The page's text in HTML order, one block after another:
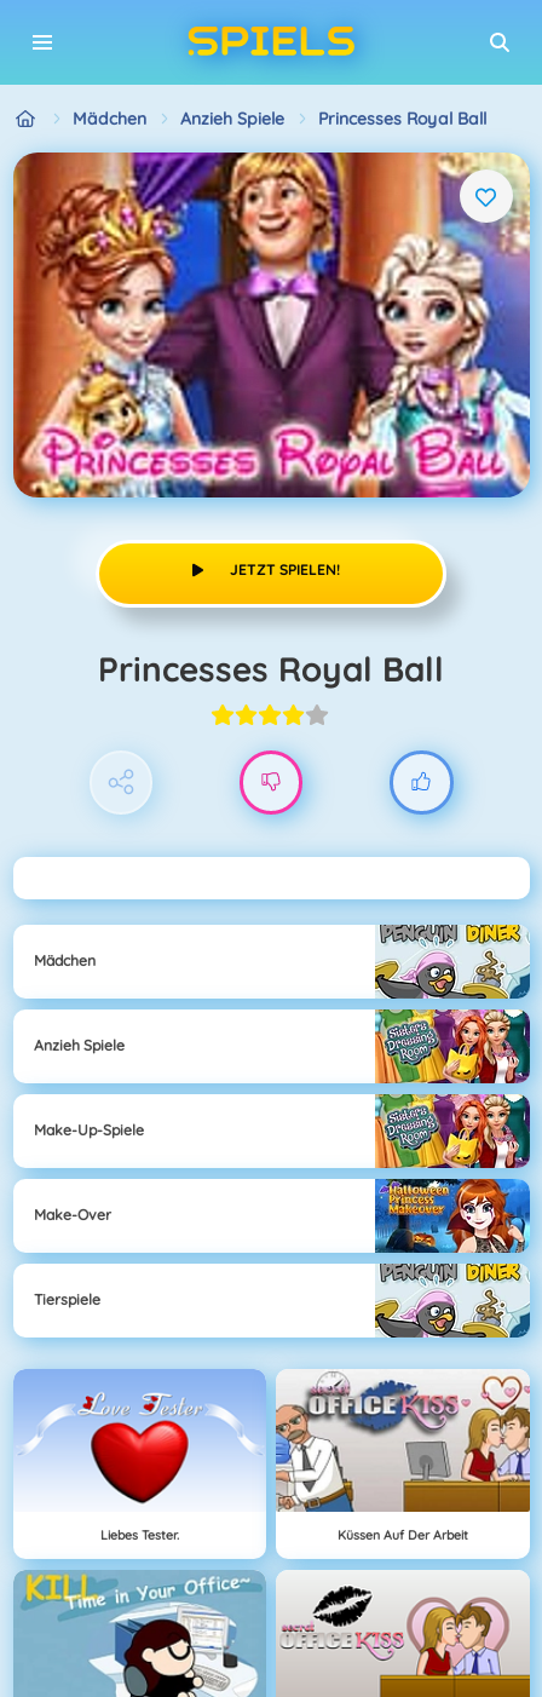
Mädchen Anzieh Spiele Princesses Royal Ball
JETZT SPIELEN!
Princesses Royal Ball
Mädchen
Anzieh Spiele
Make-Up-Spiele
Make-Over
Tierspiele
Liebes Tester. Küssen Auf Der Arbeit